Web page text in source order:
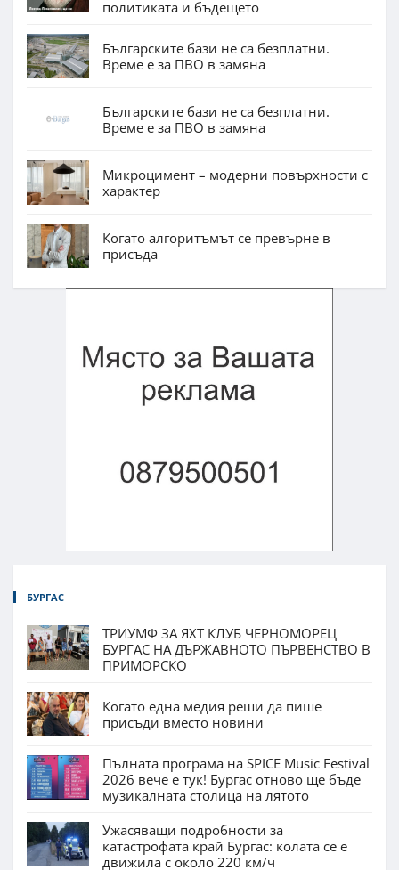
политиката и бъдещето
Българските бази не са безплатни.
Време е за ПВО в замяна
Българските бази не са безплатни.
Време е за ПВО в замяна
Микроцимент – модерни повърхности с
характер
Когато алгоритъмът се превърне в
присъда
БУРГАС
ТРИУМФ ЗА ЯХТ КЛУБ ЧЕРНОМОРЕЦ
БУРГАС НА ДЪРЖАВНОТО ПЪРВЕНСТВО В
ПРИМОРСКО
Когато една медия реши да пише
присъди вместо новини
Пълната програма на SPICE Music Festival
2026 вече е тук! Бургас отново ще бъде
музикалната столица на лятото
Ужасяващи подробности за
катастрофата край Бургас: колата се е
движила с около 220 км/ч